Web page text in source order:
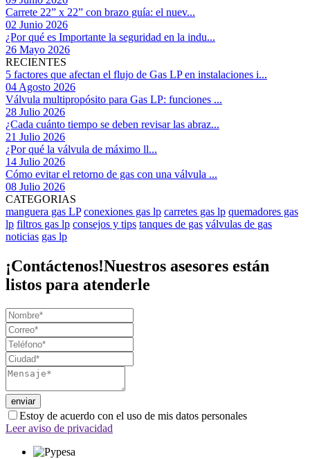
Carrete 22” x 22” con brazo guía: el nuev...
02 Junio 2026
¿Por qué es Importante la seguridad en la indu...
26 Mayo 2026
RECIENTES
5 factores que afectan el flujo de Gas LP en instalaciones i...
04 Agosto 2026
Válvula multipropósito para Gas LP: funciones ...
28 Julio 2026
¿Cada cuánto tiempo se deben revisar las abraz...
21 Julio 2026
¿Por qué la válvula de máximo ll...
14 Julio 2026
Cómo evitar el retorno de gas con una válvula ...
08 Julio 2026
CATEGORIAS
manguera gas LP conexiones gas lp carretes gas lp quemadores gas
lp filtros gas lp consejos y tips tanques de gas válvulas de gas
noticias gas lp
¡Contáctenos!Nuestros asesores están
listos para atenderle
Estoy de acuerdo con el uso de mis datos personales
Leer aviso de privacidad